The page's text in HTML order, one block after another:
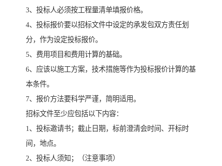
3、投标人必须按工程量清单填报价格。
4、投标报价要以招标文件中设定的承发包双方责任划
分，作为设定投标报价。
5、费用项目和费用计算的基础。
6、应该以施工方案，技术措施等作为投标报价计算的基
本条件。
7、报价方法要科学严谨，简明适用。
招标文件至少应包括以下内容：
1、投标邀请书；截止日期，标前澄清会时间、开标时
间，地点。
2、投标人须知；（注意事项）